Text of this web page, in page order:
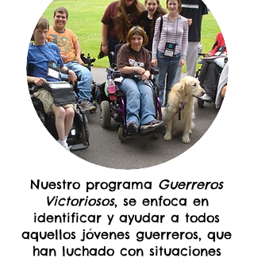
Nuestro programa Guerreros
Victoriosos, se enfoca en
identificar y ayudar a todos
aquellos jóvenes guerreros, que
han luchado con situaciones